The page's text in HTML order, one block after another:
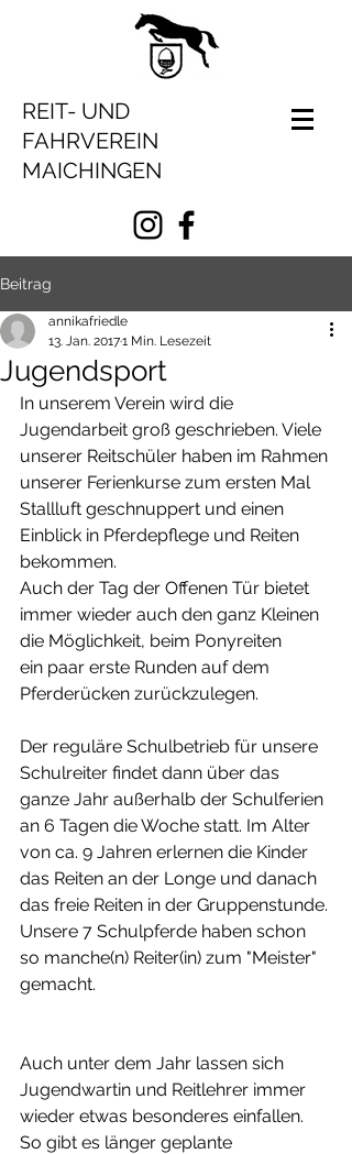
REIT- UND
FAHRVEREIN
MAICHINGEN
Beitrag
Jugendsport
annikafriedle
13. Jan. 20171 Min. Lesezeit
In unserem Verein wird die
Jugendarbeit groß geschrieben. Viele
unserer Reitschüler haben im Rahmen
unserer Ferienkurse zum ersten Mal
Stallluft geschnuppert und einen
Einblick in Pferdepflege und Reiten
bekommen.
Auch der Tag der Offenen Tür bietet
immer wieder auch den ganz Kleinen
die Möglichkeit, beim Ponyreiten
ein paar erste Runden auf dem
Pferderücken zurückzulegen.
Der reguläre Schulbetrieb für unsere
Schulreiter findet dann über das
ganze Jahr außerhalb der Schulferien
an 6 Tagen die Woche statt. Im Alter
von ca. 9 Jahren erlernen die Kinder
das Reiten an der Longe und danach
das freie Reiten in der Gruppenstunde.
Unsere 7 Schulpferde haben schon
so manche(n) Reiter(in) zum "Meister"
gemacht.
Auch unter dem Jahr lassen sich
Jugendwartin und Reitlehrer immer
wieder etwas besonderes einfallen.
So gibt es länger geplante